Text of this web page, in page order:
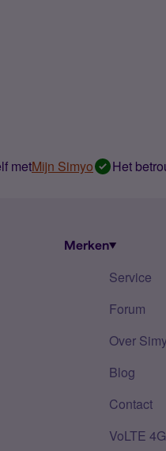
metMijn Simyo Het
Merken
Service
Forum
Over
Blog
Contact
VoLTE